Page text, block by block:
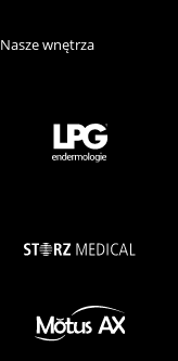
Nasze wnętrza